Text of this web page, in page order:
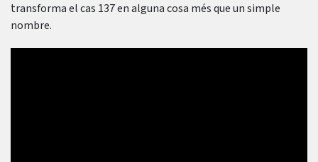
transforma el cas 137 en alguna cosa més que un simple
nombre.